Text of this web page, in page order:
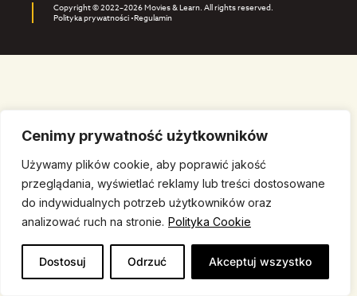
Cenimy prywatność użytkowników
Używamy plików cookie, aby poprawić jakość
przeglądania, wyświetlać reklamy lub treści dostosowane
do indywidualnych potrzeb użytkowników oraz
analizować ruch na stronie. Polityka Cookie
Dostosuj Odrzuć Akceptuj wszystko
Copyright © 2022–2026 Movies & Learn. All rights reserved.
Polityka prywatności •Regulamin